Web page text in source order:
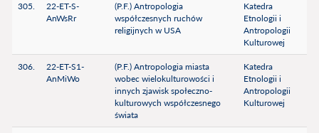
305.
22-ET-S-
AnWsRr
(P.F.) Antropologia
współczesnych ruchów
religijnych w USA
Katedra
Etnologii i
Antropologii
Kulturowej
306.
22-ET-S1-
AnMiWo
(P.F.) Antropologia miasta
wobec wielokulturowości i
innych zjawisk społeczno-
kulturowych współczesnego
świata
Katedra
Etnologii i
Antropologii
Kulturowej